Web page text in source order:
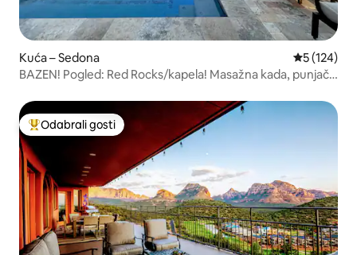
Kuća – Sedona Prosječna
5 (124)
BAZEN! Pogled: Red Rocks/kapela! Masažna kada, punjač
Među najviše rangiranima s oznakom „Odabrali gosti”
Odabrali gosti